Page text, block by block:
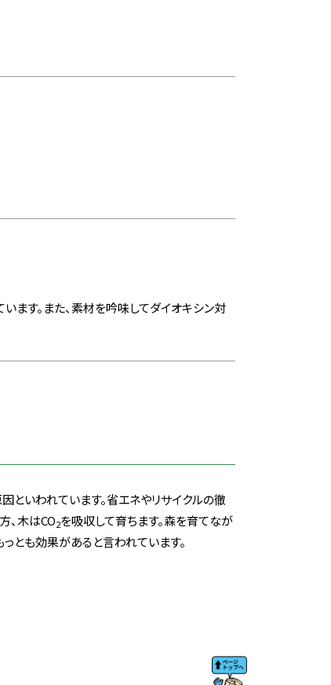
ます。また、素材を吟味してダイオキシン対
といわれています。省エネやリサイクルの徹
、木はCO2を吸収して育ちます。森を育てなが
とも効果があると言われています。